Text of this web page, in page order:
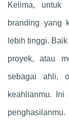
Kelima, untuk
branding yang
lebih tinggi.
proyek, atau
sebagai ahli,
keahlianmu.
penghasilanmu.